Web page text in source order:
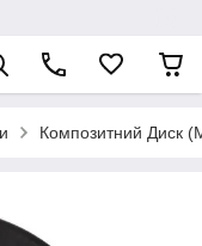
Композитний Диск